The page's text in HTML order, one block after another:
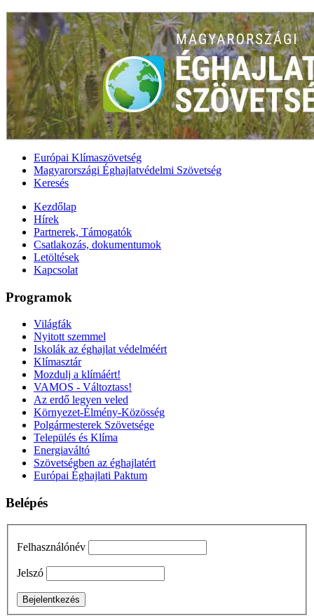
Európai Klímaszövetség
Magyarországi Éghajlatvédelmi Szövetség
Keresés
Kezdőlap
Hírek
Partnerek, Támogatók
Csatlakozás, dokumentumok
Letöltések
Kapcsolat
Programok
Világfák
Nyitott szemmel
Iskolák az éghajlat védelméért
Klímasztár
Mozdulj a klímáért!
VAMOS - Változtass!
Az erdő legyen veled
Környezet-Élmény-Közösség
Polgármesterek Szövetsége
Település és Klíma
Energiaváltó
Szövetségben az éghajlatért
Európai Éghajlati Paktum
Belépés
Felhasználónév
Jelszó